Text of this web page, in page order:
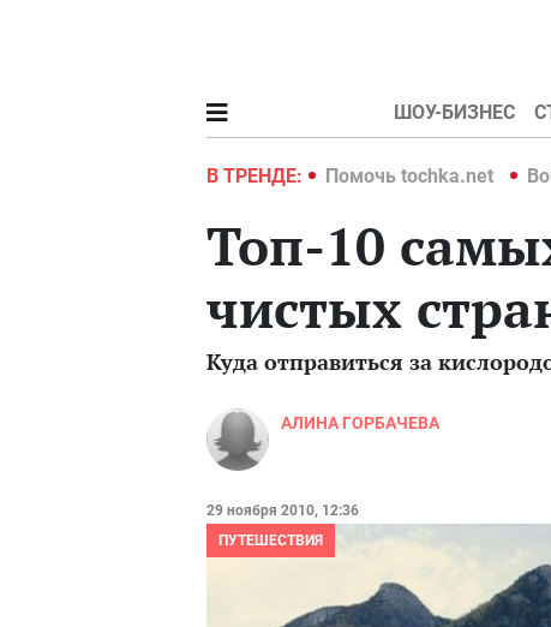
ШОУ-БИЗНЕС
В ТРЕНДЕ:
Война в Украине 2022 Помочь tochka.net
Топ-10
чистых
Куда отправиться за
АЛИНА ГОРБАЧЕВА
29 ноября 2010, 12:36
ПУТЕШЕСТВИЯ